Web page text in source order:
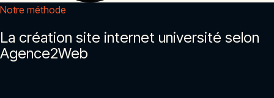
Notre méthode
La création site internet université selon
Agence2Web